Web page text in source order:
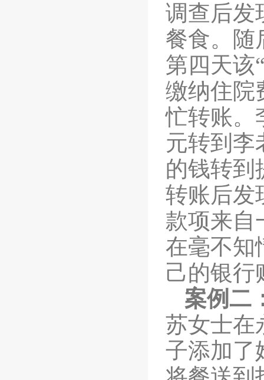
调查后发
餐食。随
第四天该
缴纳住院
忙转账。
元转到李
的钱转到
转账后发
款项来自
在毫不知
己的银行
案例二
苏女士在
子添加了